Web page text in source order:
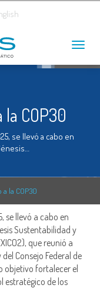
Toggle
COP30
se llevó a cabo en
a la COP30
se llevó a cabo en
Sustentabilidad y
que reunió a
Consejo Federal de
objetivo fortalecer el
estratégico de los